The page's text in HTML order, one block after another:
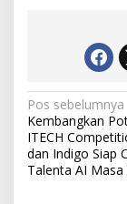
N
a
v
i
Pos sebelumnya
Kembangkan
ITECH
dan Indigo Siap
Talenta AI Masa